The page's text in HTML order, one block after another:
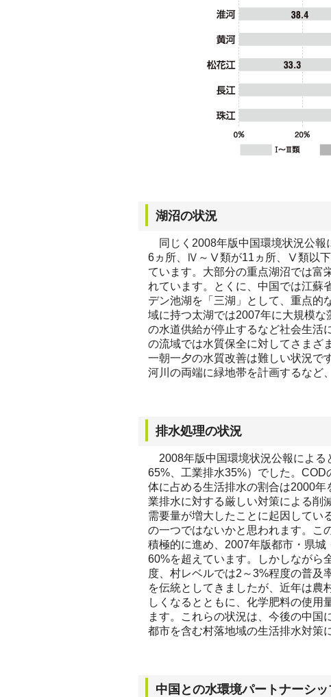
湖沼の状況
同じく2008年版中国環境状況公
6ヵ所、Ⅳ～Ⅴ類が11ヵ所、Ⅴ類以下
ています。大部分の重点湖沼では富
れています。とくに、中国では江蘇
デン池湖を「三湖」として、重点的
域に持つ太湖では2007年に大規模
の水道供給が停止するなど社会生活
の流域では水質保全に対してさまざ
一朝一夕の水質改善は難しい状況で
河川の両端に緑地帯を計画するなど
排水処理の状況
2008年版中国環境状況公報による
65%、工業排水35%）でした。
体に占める生活排水の割合は2000
業排水に対する厳しい対策による削
需要量が増大したことに起因してい
の一つではないかと思われます。こ
積極的に進め、2007年版都市・県
60%を超えています。しかしながら
度、村レベルでは2～3%程度の普及
を伝統としてきましたが、近年は農
しくなるとともに、化学肥料の使用
ます。これらの状況は、今後の中国
都市を含む村落地域の生活排水対策
中国との水環境パートナーシ